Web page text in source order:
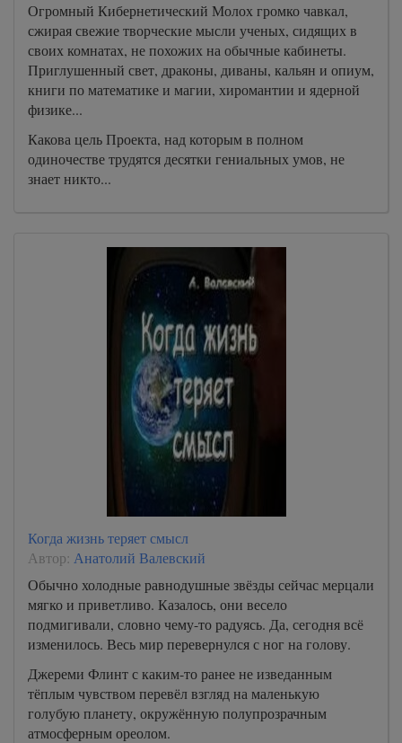
Огромный Кибернетический Молох громко чавкал,
сжирая свежие творческие мысли ученых, сидящих в
своих комнатах, не похожих на обычные кабинеты.
Приглушенный свет, драконы, диваны, кальян и опиум,
книги по математике и магии, хиромантии и ядерной
физике...
Какова цель Проекта, над которым в полном
одиночестве трудятся десятки гениальных умов, не
знает никто...
Когда жизнь теряет смысл
Автор: Анатолий Валевский
Обычно холодные равнодушные звёзды сейчас мерцали
мягко и приветливо. Казалось, они весело
подмигивали, словно чему-то радуясь. Да, сегодня всё
изменилось. Весь мир перевернулся с ног на голову.
Джереми Флинт с каким-то ранее не изведанным
тёплым чувством перевёл взгляд на маленькую
голубую планету, окружённую полупрозрачным
атмосферным ореолом.